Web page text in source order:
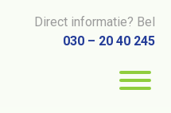
Direct informatie? Bel
030 – 20 40 245